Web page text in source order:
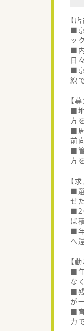
【
■
ッ
■
日
■
線
【
■
方
■
前
■
方
【
■
せ
ば
■
へ
【
■
な
■
が
■
力